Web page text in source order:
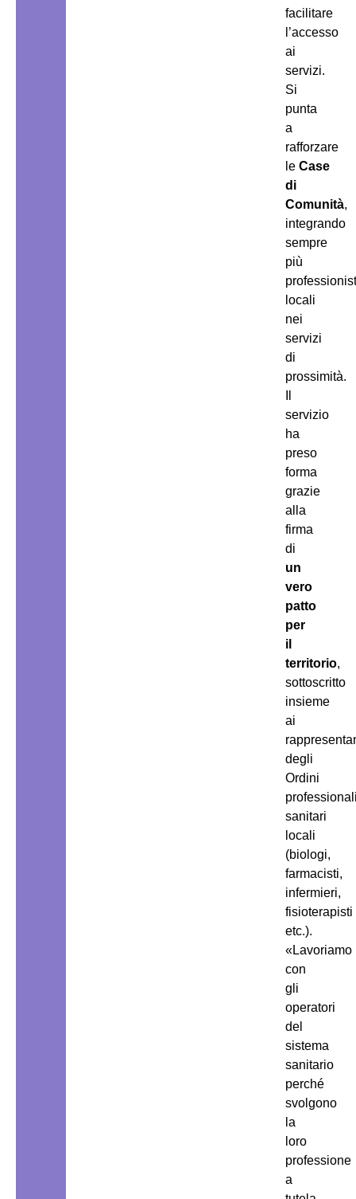
facilitare
l’accesso
ai
servizi.
Si
punta
a
rafforzare
le Case
di
Comunità,
integrando
sempre
più
locali
nei
servizi
di
prossimità.
servizio
ha
preso
forma
grazie
alla
firma
di
un
vero
patto
per
il
territorio,
sottoscritto
insieme
ai
degli
Ordini
sanitari
locali
(biologi,
farmacisti,
infermieri,
fisioterapisti
etc.).
«Lavoriamo
con
gli
operatori
del
sistema
sanitario
perché
svolgono
la
loro
professione
a